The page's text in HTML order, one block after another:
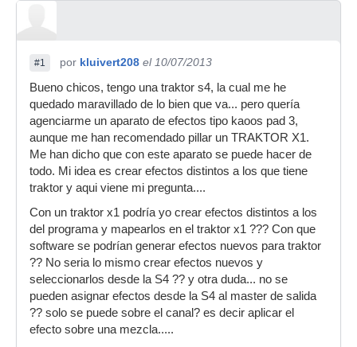
#1 por kluivert208 el 10/07/2013
Bueno chicos, tengo una traktor s4, la cual me he
quedado maravillado de lo bien que va... pero quería
agenciarme un aparato de efectos tipo kaoos pad 3,
aunque me han recomendado pillar un TRAKTOR X1.
Me han dicho que con este aparato se puede hacer de
todo. Mi idea es crear efectos distintos a los que tiene
traktor y aqui viene mi pregunta....
Con un traktor x1 podría yo crear efectos distintos a los
del programa y mapearlos en el traktor x1 ??? Con que
software se podrían generar efectos nuevos para traktor
?? No seria lo mismo crear efectos nuevos y
seleccionarlos desde la S4 ?? y otra duda... no se
pueden asignar efectos desde la S4 al master de salida
?? solo se puede sobre el canal? es decir aplicar el
efecto sobre una mezcla.....